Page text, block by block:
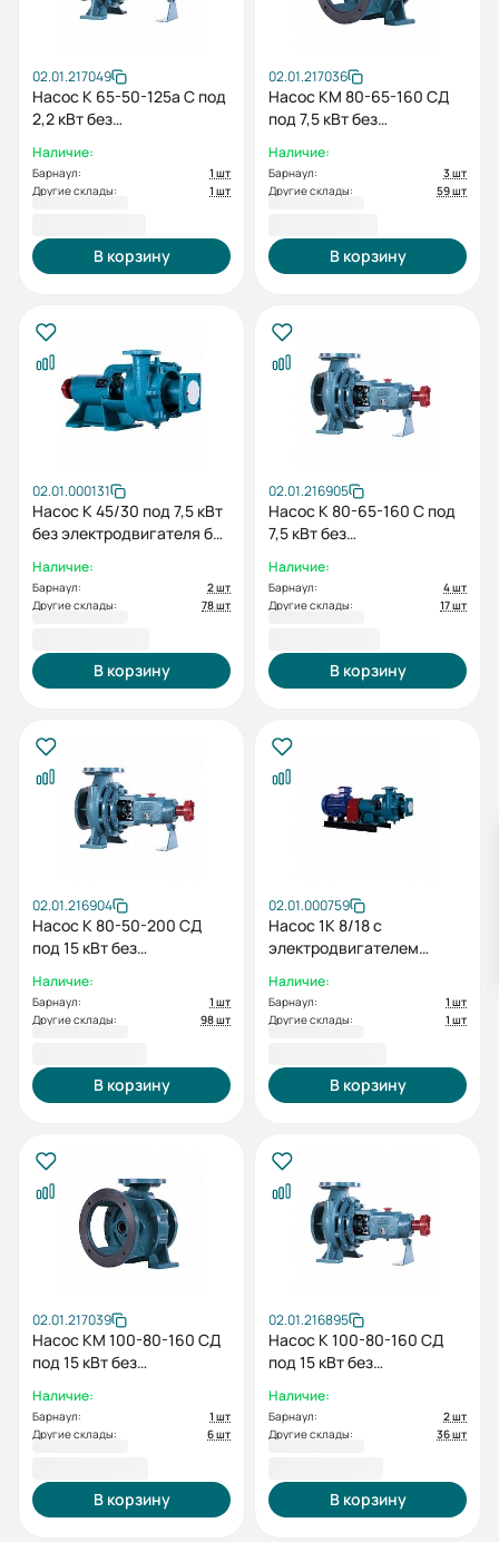
02.01.217049
Насос К 65-50-125а С под
2,2 кВт без
рамы
Наличие:
Барнаул:
1 шт
Другие склады:
1 шт
В корзину
02.01.217036
Насос КМ 80-65-160 СД
под 7,5 кВт без
Наличие:
Барнаул:
3 шт
Другие склады:
59 шт
В корзину
02.01.000131
Насос К 45/30 под 7,5 кВт
без электродвигателя без
Наличие:
Барнаул:
2 шт
Другие склады:
78 шт
В корзину
02.01.216905
Насос К 80-65-160 С под
7,5 кВт без
рамы
Наличие:
Барнаул:
4 шт
Другие склады:
17 шт
В корзину
02.01.216904
Насос К 80-50-200 СД
под 15 кВт без
рамы
Наличие:
Барнаул:
1 шт
Другие склады:
98 шт
В корзину
02.01.000759
Насос 1К 8/18 с
электродвигателем
Наличие:
Барнаул:
1 шт
Другие склады:
1 шт
В корзину
02.01.217039
Насос КМ 100-80-160 СД
под 15 кВт без
Наличие:
Барнаул:
1 шт
Другие склады:
6 шт
В корзину
02.01.216895
Насос К 100-80-160 СД
под 15 кВт без
рамы
Наличие:
Барнаул:
2 шт
Другие склады:
36 шт
В корзину